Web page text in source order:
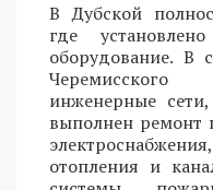
В Дубской
где
оборудование.
инженерные
выполнен ремонт
отопления и